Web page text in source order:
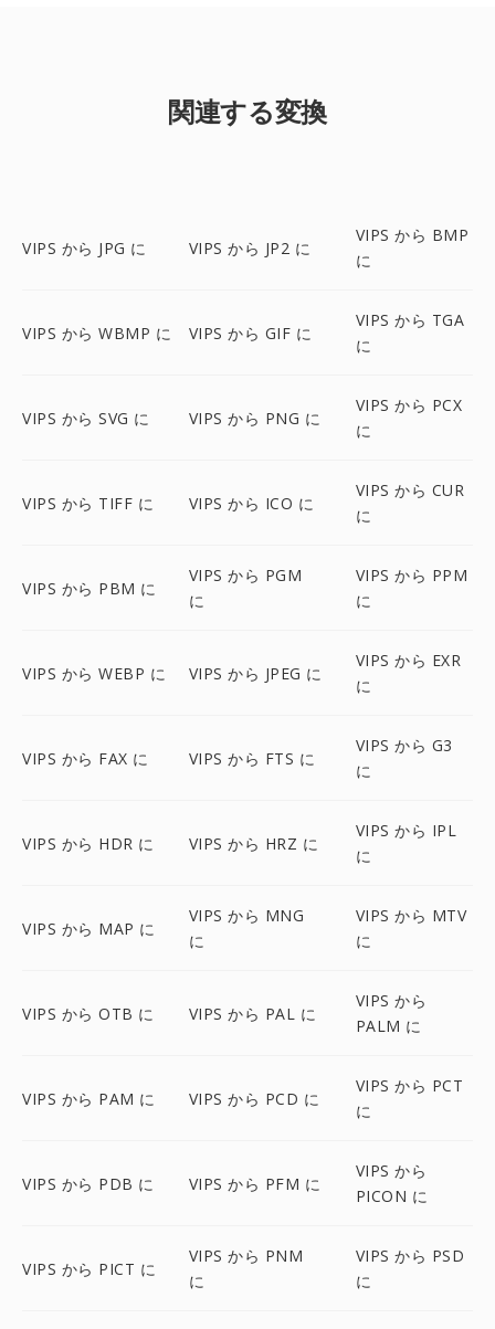
関連する変換
VIPS から JPG に VIPS から JP2 に
VIPS から BMP
に
VIPS から WBMP に VIPS から GIF に
VIPS から TGA
に
VIPS から SVG に VIPS から PNG に
VIPS から PCX
に
VIPS から TIFF に VIPS から ICO に
VIPS から CUR
に
VIPS から PBM に
VIPS から PGM
に
VIPS から PPM
に
VIPS から WEBP に VIPS から JPEG に
VIPS から EXR
に
VIPS から FAX に VIPS から FTS に
VIPS から G3
に
VIPS から HDR に VIPS から HRZ に
VIPS から IPL
に
VIPS から MAP に
VIPS から MNG
に
VIPS から MTV
に
VIPS から OTB に VIPS から PAL に
VIPS から
PALM に
VIPS から PAM に VIPS から PCD に
VIPS から PCT
に
VIPS から PDB に VIPS から PFM に
VIPS から
PICON に
VIPS から PICT に
VIPS から PNM
に
VIPS から PSD
に